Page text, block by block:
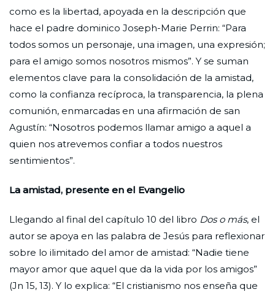
como es la libertad, apoyada en la descripción que
hace el padre dominico Joseph-Marie Perrin: “Para
todos somos un personaje, una imagen, una expresión;
para el amigo somos nosotros mismos”. Y se suman
elementos clave para la consolidación de la amistad,
como la confianza recíproca, la transparencia, la plena
comunión, enmarcadas en una afirmación de san
Agustín: “Nosotros podemos llamar amigo a aquel a
quien nos atrevemos confiar a todos nuestros
sentimientos”.
La amistad, presente en el Evangelio
Llegando al final del capítulo 10 del libro Dos o más, el
autor se apoya en las palabra de Jesús para reflexionar
sobre lo ilimitado del amor de amistad: “Nadie tiene
mayor amor que aquel que da la vida por los amigos”
(Jn 15, 13). Y lo explica: “El cristianismo nos enseña que